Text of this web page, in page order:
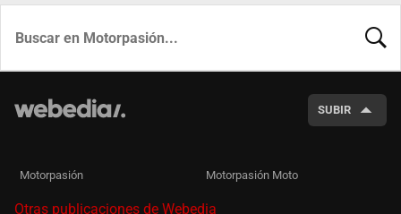
SUBIR
Motorpasión Motorpasión Moto
Otras publicaciones de Webedia